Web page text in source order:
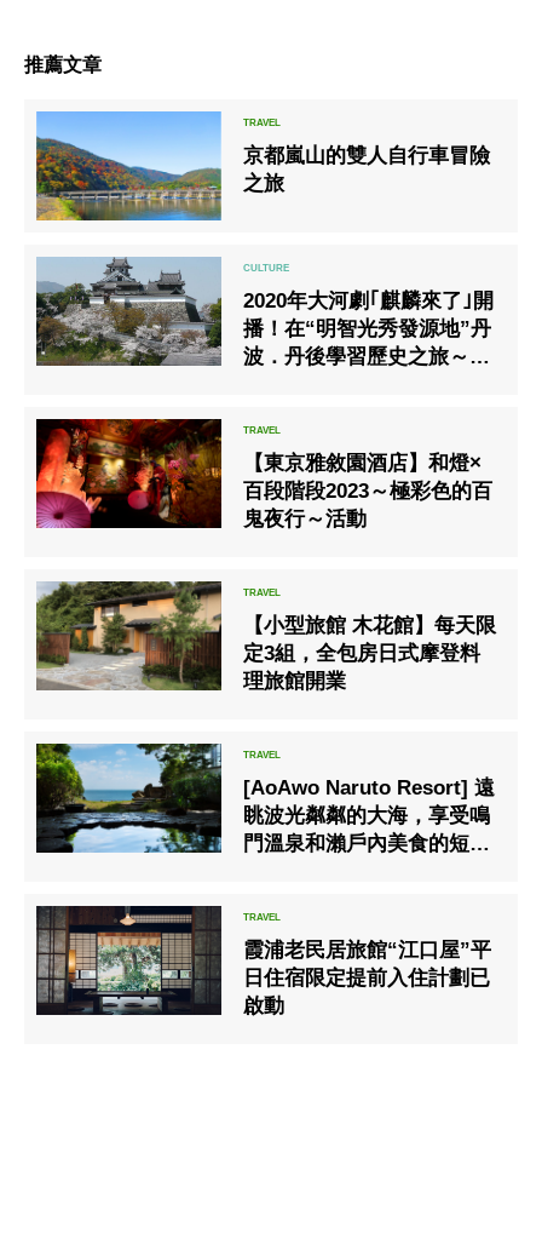
推薦文章
京都嵐山的雙人自行車冒險
之旅
2020年大河劇｢麒麟來了｣開
播！在“明智光秀發源地”丹
波．丹後學習歷史之旅～大
【東京雅敘園酒店】和燈×
百段階段2023～極彩色的百
鬼夜行～活動
【小型旅館 木花館】每天限
定3組，全包房日式摩登料
理旅館開業
[AoAwo Naruto Resort] 遠
眺波光粼粼的大海，享受鳴
門溫泉和瀨戶內美食的短途
霞浦老民居旅館“江口屋”平
日住宿限定提前入住計劃已
啟動